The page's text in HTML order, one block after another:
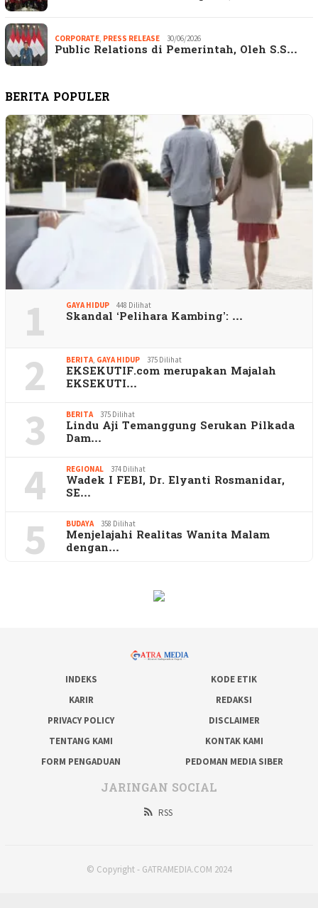
CORPORATE, PRESS RELEASE 30/06/2026
Public Relations di Pemerintah, Oleh S.S…
BERITA POPULER
1 GAYA HIDUP 448 Dilihat
Skandal ‘Pelihara Kambing’: …
2 BERITA, GAYA HIDUP 375 Dilihat
EKSEKUTIF.com merupakan Majalah
EKSEKUTI…
3 BERITA 375 Dilihat
Lindu Aji Temanggung Serukan Pilkada
Dam…
4 REGIONAL 374 Dilihat
Wadek I FEBI, Dr. Elyanti Rosmanidar,
SE…
5 BUDAYA 358 Dilihat
Menjelajahi Realitas Wanita Malam
dengan…
INDEKS
KODE ETIK
KARIR
REDAKSI
PRIVACY POLICY
DISCLAIMER
TENTANG KAMI
KONTAK KAMI
FORM PENGADUAN
PEDOMAN MEDIA SIBER
JARINGAN SOCIAL
RSS
© Copyright - GATRAMEDIA.COM 2024